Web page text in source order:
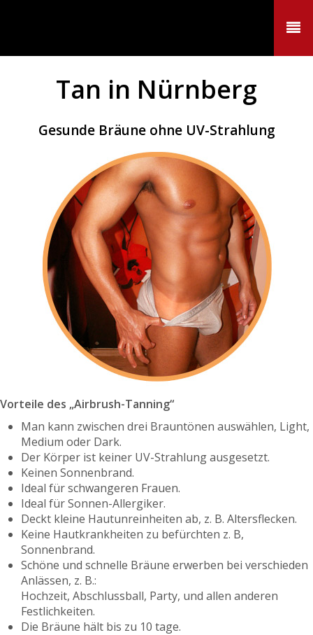
Airbrush-Tanning / Spray
Tan in Nürnberg
Gesunde Bräune ohne UV-Strahlung
Vorteile des „Airbrush-Tanning“
Man kann zwischen drei Brauntönen auswählen, Light,
Medium oder Dark.
Der Körper ist keiner UV-Strahlung ausgesetzt.
Keinen Sonnenbrand.
Ideal für schwangeren Frauen.
Ideal für Sonnen-Allergiker.
Deckt kleine Hautunreinheiten ab, z. B. Altersflecken.
Keine Hautkrankheiten zu befürchten z. B,
Sonnenbrand.
Schöne und schnelle Bräune erwerben bei verschieden
Anlässen, z. B.:
Hochzeit, Abschlussball, Party, und allen anderen
Festlichkeiten.
Die Bräune hält bis zu 10 tage.